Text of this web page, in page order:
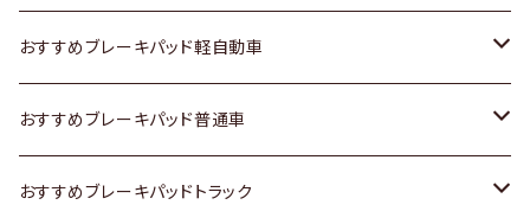
スズキ
日産
いすゞ
ホンダ
スズキ
日産
トヨタ
スズキ
日産
おすすめブレーキパッド軽自動車
トヨタ
ホンダ
おすすめブレーキパッド普通車
トヨタ
おすすめブレーキパッドトラック